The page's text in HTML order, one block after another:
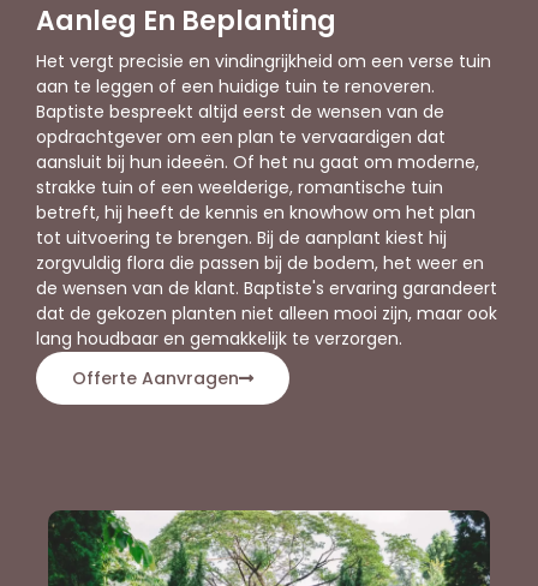
Aanleg En Beplanting
Het vergt precisie en vindingrijkheid om een verse tuin
aan te leggen of een huidige tuin te renoveren.
Baptiste bespreekt altijd eerst de wensen van de
opdrachtgever om een plan te vervaardigen dat
aansluit bij hun ideeën. Of het nu gaat om moderne,
strakke tuin of een weelderige, romantische tuin
betreft, hij heeft de kennis en knowhow om het plan
tot uitvoering te brengen. Bij de aanplant kiest hij
zorgvuldig flora die passen bij de bodem, het weer en
de wensen van de klant. Baptiste's ervaring garandeert
dat de gekozen planten niet alleen mooi zijn, maar ook
lang houdbaar en gemakkelijk te verzorgen.
Offerte Aanvragen